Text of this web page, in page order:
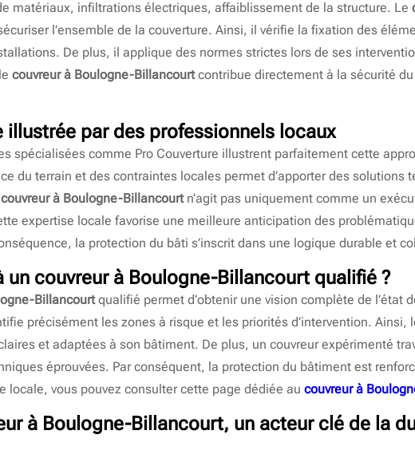
matériaux, infiltrations électriques, affaiblissement de la structure. Le
l’ensemble de la couverture. Ainsi, il vérifie la fixation des
De plus, il applique des normes strictes lors de ses
couvreur à Boulogne-Billancourtcontribue directement à la sécurité
illustrée par des professionnels locaux
spécialisées comme Pro Couverture illustrent parfaitement cette
du terrain et des contraintes locales permet d’apporter des solutions
couvreur à Boulogne-Billancourtn’agit pas uniquement comme un
expertise locale favorise une meilleure anticipation des
la protection du bâti s’inscrit dans une logique durable et
un couvreur à Boulogne-Billancourt qualifié ?
Billancourtqualifié permet d’obtenir une vision complète de l’état
précisément les zones à risque et les priorités d’intervention. Ainsi,
et adaptées à son bâtiment. De plus, un couvreur expérimenté
éprouvées. Par conséquent, la protection du bâtiment est
locale, vous pouvez consulter cette page dédiée au couvreur à
à Boulogne-Billancourt, un acteur clé de la